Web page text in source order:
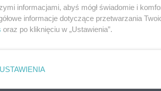
Grzegorz Reszka
i gastronomia
informacjami, abyś mógł świadomie i
informacje dotyczące przetwarzania
oraz po kliknięciu w „Ustawienia”.
USTAWIENIA